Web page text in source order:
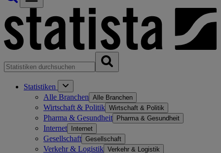
Statistiken
Alle Branchen Alle Branchen
Wirtschaft & Politik Wirtschaft & Politik
Pharma & Gesundheit Pharma & Gesundheit
Internet Internet
Gesellschaft Gesellschaft
Verkehr & Logistik Verkehr & Logistik